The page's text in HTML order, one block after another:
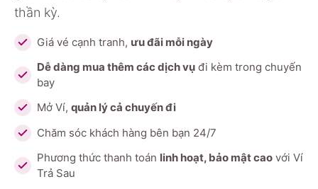
thần kỳ.
Giá vé cạnh tranh, ưu đãi mỗi ngày
Dễ dàng mua thêm các dịch vụ đi kèm trong chuyến
bay
Mở Ví, quản lý cả chuyến đi
Chăm sóc khách hàng bên bạn 24/7
Phương thức thanh toán linh hoạt, bảo mật cao với Ví
Trả Sau